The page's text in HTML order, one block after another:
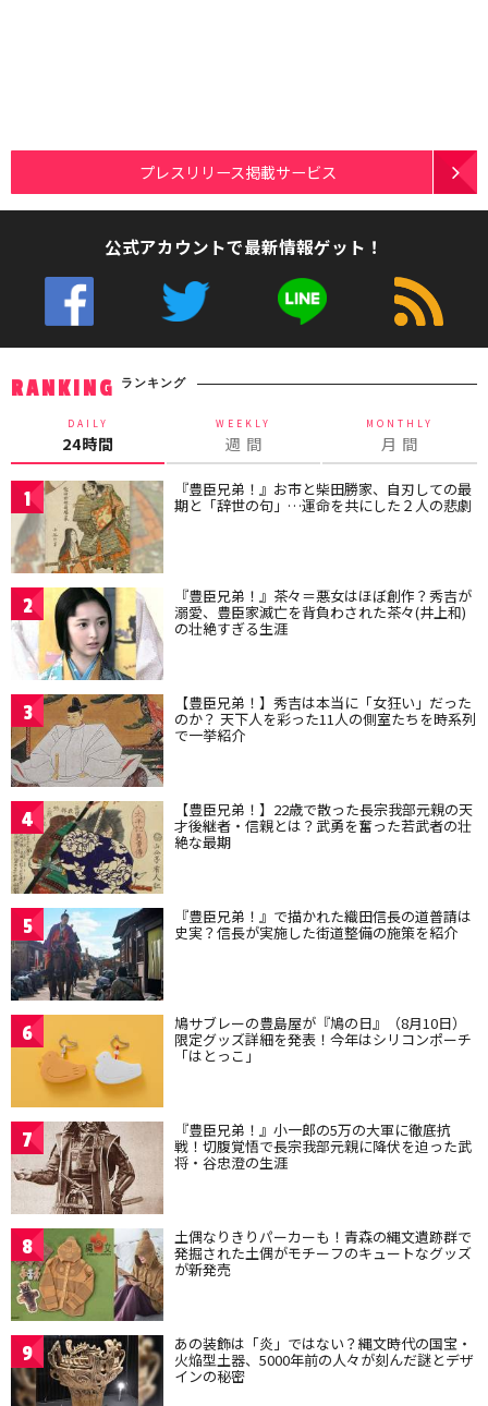
プレスリリース掲載サービス
公式アカウントで最新情報ゲット！
RANKING ランキング
DAILY
24時間
WEEKLY
週 間
MONTHLY
月 間
1 『豊臣兄弟！』お市と柴田勝家、自刃しての最
期と「辞世の句」…運命を共にした２人の悲劇
2 『豊臣兄弟！』茶々＝悪女はほぼ創作？秀吉が
溺愛、豊臣家滅亡を背負わされた茶々(井上和)
の壮絶すぎる生涯
3 【豊臣兄弟！】秀吉は本当に「女狂い」だった
のか？ 天下人を彩った11人の側室たちを時系列
で一挙紹介
4 【豊臣兄弟！】22歳で散った長宗我部元親の天
才後継者・信親とは？武勇を奮った若武者の壮
絶な最期
5 『豊臣兄弟！』で描かれた織田信長の道普請は
史実？信長が実施した街道整備の施策を紹介
6 鳩サブレーの豊島屋が『鳩の日』（8月10日）
限定グッズ詳細を発表！今年はシリコンポーチ
「はとっこ」
7 『豊臣兄弟！』小一郎の5万の大軍に徹底抗
戦！切腹覚悟で長宗我部元親に降伏を迫った武
将・谷忠澄の生涯
8 土偶なりきりパーカーも！青森の縄文遺跡群で
発掘された土偶がモチーフのキュートなグッズ
が新発売
9 あの装飾は「炎」ではない？縄文時代の国宝・
火焔型土器、5000年前の人々が刻んだ謎とデザ
インの秘密